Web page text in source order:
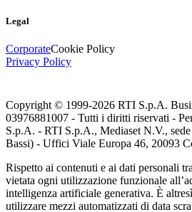
Legal
CorporateCookie Policy
Privacy Policy
Copyright © 1999-2026 RTI S.p.A.
03976881007 - Tutti i diritti riservati -
S.p.A. - RTI S.p.A., Mediaset N.V., sede
Bassi) - Uffici Viale Europa 46, 20093
Rispetto ai contenuti e ai dati personali
vietata ogni utilizzazione funzionale
intelligenza artificiale generativa. È
utilizzare mezzi automatizzati di data